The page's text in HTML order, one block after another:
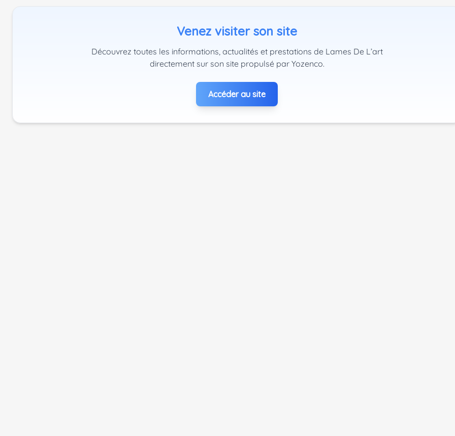
Venez visiter son site
Découvrez toutes les informations, actualités et prestations de Lames De L’art
directement sur son site propulsé par Yozenco.
Accéder au site